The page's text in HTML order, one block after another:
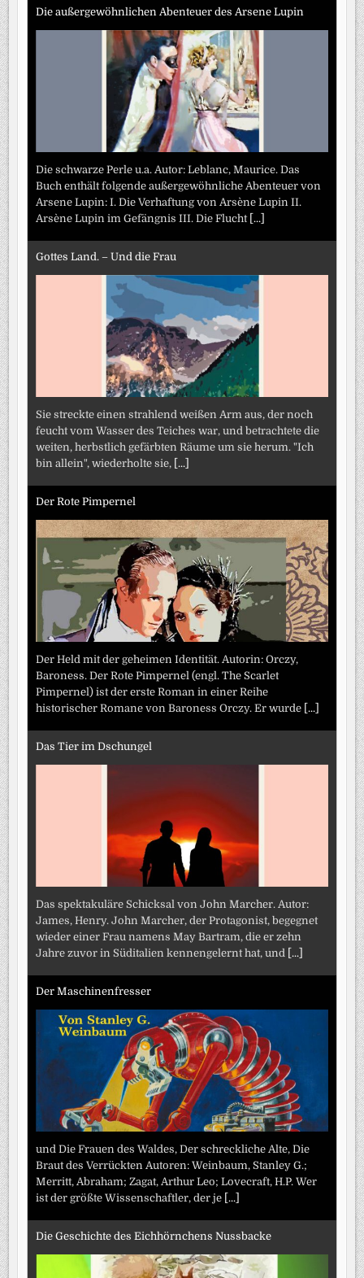
Die außergewöhnlichen Abenteuer des Arsene Lupin
Die schwarze Perle u.a. Autor: Leblanc, Maurice. Das
Buch enthält folgende außergewöhnliche Abenteuer von
Arsene Lupin: I. Die Verhaftung von Arsène Lupin II.
Arsène Lupin im Gefängnis III. Die Flucht [...]
Gottes Land. – Und die Frau
Sie streckte einen strahlend weißen Arm aus, der noch
feucht vom Wasser des Teiches war, und betrachtete die
weiten, herbstlich gefärbten Räume um sie herum. "Ich
bin allein", wiederholte sie, [...]
Der Rote Pimpernel
Der Held mit der geheimen Identität. Autorin: Orczy,
Baroness. Der Rote Pimpernel (engl. The Scarlet
Pimpernel) ist der erste Roman in einer Reihe
historischer Romane von Baroness Orczy. Er wurde [...]
Das Tier im Dschungel
Das spektakuläre Schicksal von John Marcher. Autor:
James, Henry. John Marcher, der Protagonist, begegnet
wieder einer Frau namens May Bartram, die er zehn
Jahre zuvor in Süditalien kennengelernt hat, und [...]
Der Maschinenfresser
und Die Frauen des Waldes, Der schreckliche Alte, Die
Braut des Verrückten Autoren: Weinbaum, Stanley G.;
Merritt, Abraham; Zagat, Arthur Leo; Lovecraft, H.P. Wer
ist der größte Wissenschaftler, der je [...]
Die Geschichte des Eichhörnchens Nussbacke